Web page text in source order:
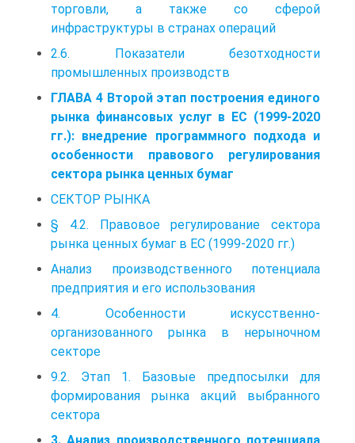
торговли, а также со сферой
инфраструктуры в странах операций
2.6. Показатели безотходности
промышленных производств
ГЛАВА 4 Второй этап построения единого
рынка финансовых услуг в ЕС (1999-2020
гг.): внедрение программного подхода и
особенности правового регулирования
сектора рынка ценных бумаг
СЕКТОР РЫНКА
§ 4.2. Правовое регулирование сектора
рынка ценных бумаг в ЕС (1999-2020 гг.)
Анализ производственного потенциала
предприятия и его использования
4. Особенности искусственно-
организованного рынка в нерыночном
секторе
9.2. Этап 1. Базовые предпосылки для
формирования рынка акций выбранного
сектора